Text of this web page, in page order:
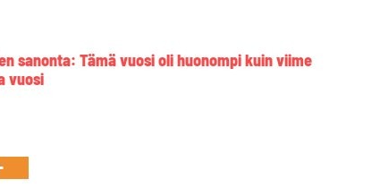
sanonta: Tämä vuosi oli huonompi kuin viime
vuosi